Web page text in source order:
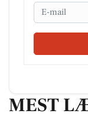
Email
MEST